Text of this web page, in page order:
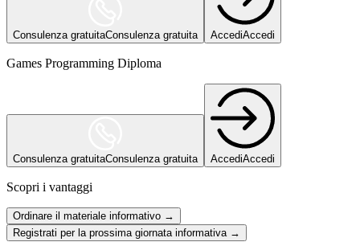
Consulenza gratuitaConsulenza gratuita AccediAccedi
Games Programming Diploma
Consulenza gratuitaConsulenza gratuita AccediAccedi
Scopri i vantaggi
Ordinare il materiale informativo →
Registrati per la prossima giornata informativa →